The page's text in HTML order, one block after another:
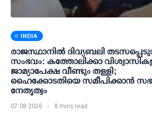
INDIA
രാജസ്ഥാനിൽ ദിവ്യബലി
സംഭവം: കത്തോലിക്കാ
ജാമ്യാപേക്ഷ വീണ്ടും തള്ളി;
ഹൈക്കോടതിയെ സമീപിക്കാൻ
നേതൃത്വം
07 08 2026 8 mins read